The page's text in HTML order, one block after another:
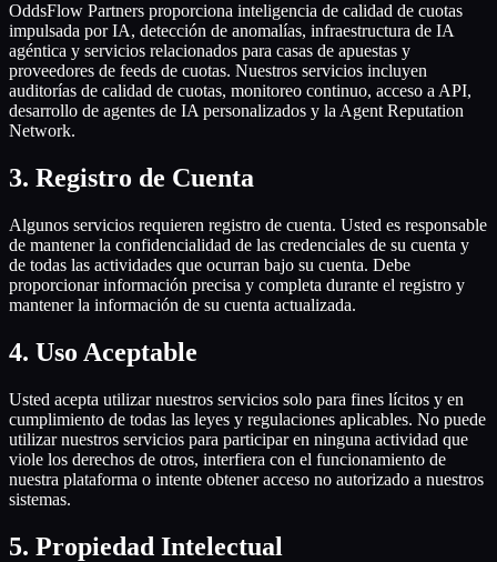
OddsFlow Partners proporciona inteligencia de calidad de cuotas
impulsada por IA, detección de anomalías, infraestructura de IA
agéntica y servicios relacionados para casas de apuestas y
proveedores de feeds de cuotas. Nuestros servicios incluyen
auditorías de calidad de cuotas, monitoreo continuo, acceso a API,
desarrollo de agentes de IA personalizados y la Agent Reputation
Network.
3. Registro de Cuenta
Algunos servicios requieren registro de cuenta. Usted es responsable
de mantener la confidencialidad de las credenciales de su cuenta y
de todas las actividades que ocurran bajo su cuenta. Debe
proporcionar información precisa y completa durante el registro y
mantener la información de su cuenta actualizada.
4. Uso Aceptable
Usted acepta utilizar nuestros servicios solo para fines lícitos y en
cumplimiento de todas las leyes y regulaciones aplicables. No puede
utilizar nuestros servicios para participar en ninguna actividad que
viole los derechos de otros, interfiera con el funcionamiento de
nuestra plataforma o intente obtener acceso no autorizado a nuestros
sistemas.
5. Propiedad Intelectual